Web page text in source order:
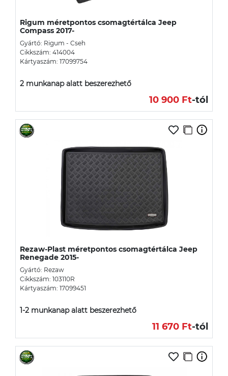
Rigum méretpontos csomagtértálca Jeep
Compass 2017-
Gyártó: Rigum - Cseh
Cikkszám: 414004
Kártyaszám: 17099754
2 munkanap alatt beszerezhető
10 900 Ft-tól
Rezaw-Plast méretpontos csomagtértálca Jeep
Renegade 2015-
Gyártó: Rezaw
Cikkszám: 103110R
Kártyaszám: 17099451
1-2 munkanap alatt beszerezhető
11 670 Ft-tól